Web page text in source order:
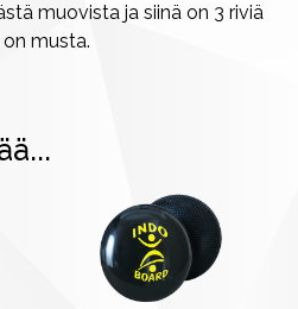
muovista ja siinä on 3 riviä
musta.